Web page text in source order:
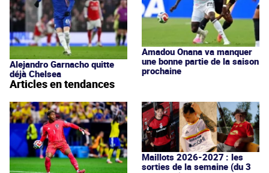
Alejandro Garnacho quitte
déjà Chelsea
Amadou Onana va manquer
une bonne partie de la saison
prochaine
Articles en tendances
Maillots 2026-2027 : les
sorties de la semaine (du 3